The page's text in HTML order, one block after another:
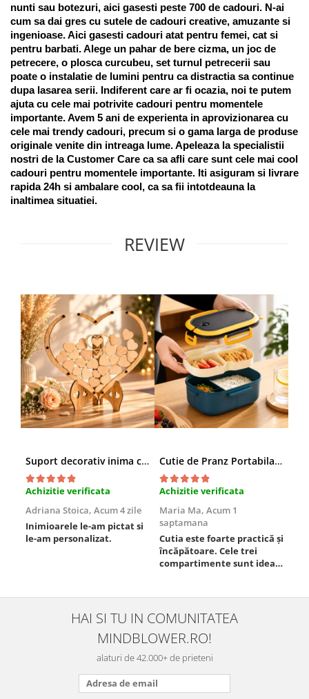
nunti sau botezuri, aici gasesti peste 700 de cadouri. N-ai
cum sa dai gres cu sutele de cadouri creative, amuzante si
ingenioase. Aici gasesti cadouri atat pentru femei, cat si
pentru barbati. Alege un pahar de bere cizma, un joc de
petrecere, o plosca curcubeu, set turnul petrecerii sau
poate o instalatie de lumini pentru ca distractia sa continue
dupa lasarea serii. Indiferent care ar fi ocazia, noi te putem
ajuta cu cele mai potrivite cadouri pentru momentele
importante. Avem 5 ani de experienta in aprovizionarea cu
cele mai trendy cadouri, precum si o gama larga de produse
originale venite din intreaga lume. Apeleaza la specialistii
nostri de la Customer Care ca sa afli care sunt cele mai cool
cadouri pentru momentele importante. Iti asiguram si livrare
rapida 24h si ambalare cool, ca sa fii intotdeauna la
inaltimea situatiei.
REVIEW
Suport decorativ inima cu mesaje, Cadou cu suflet
Achizitie verificata
Adriana Stoica, Acum 4 zile
Inimioarele le-am pictat si
le-am personalizat.
Cutie de Pranz Portabila cu Compartimente
Achizitie verificata
Maria Ma, Acum 1
saptamana
Cutia este foarte practică și
încăpătoare. Cele trei
compartimente sunt ideale
este sigură, fără scurgeri. O
folosesc aproape zilnic la
serviciu și sunt foarte
mulțumită.
HAI SI TU IN COMUNITATEA
MINDBLOWER.RO!
alaturi de 42.000+ de prieteni